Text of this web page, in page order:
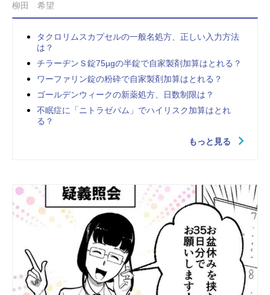
柳田 希望
タクロリムスカプセルの一般名処方、正しい入力方法
は？
チラーヂンＳ錠75µgの半錠で自家製剤加算はとれる？
ワーファリン錠の粉砕で自家製剤加算はとれる？
ゴールデンウィークの新薬処方、日数制限は？
不眠症に「ニトラゼパム」でハイリスク加算はとれ
る？
もっと見る